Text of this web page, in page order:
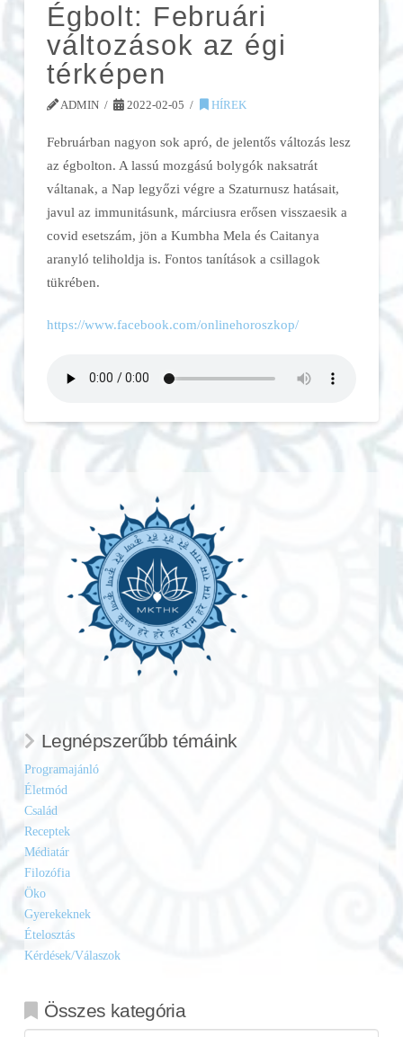
Égbolt: Februári
változások az égi
térképen
ADMIN 2022-02-05 HÍREK
Februárban nagyon sok apró, de jelentős változás lesz
az égbolton. A lassú mozgású bolygók naksatrát
váltanak, a Nap legyőzi végre a Szaturnusz hatásait,
javul az immunitásunk, márciusra erősen visszaesik a
covid esetszám, jön a Kumbha Mela és Caitanya
aranyló teliholdja is. Fontos tanítások a csillagok
tükrében.
https://www.facebook.com/onlinehoroszkop/
Legnépszerűbb témáink
Programajánló
Életmód
Család
Receptek
Médiatár
Filozófia
Öko
Gyerekeknek
Ételosztás
Kérdések/Válaszok
Összes kategória